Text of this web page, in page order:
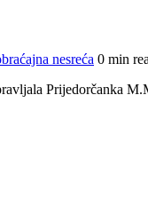
nesreća 0 min
Prijedorčanka